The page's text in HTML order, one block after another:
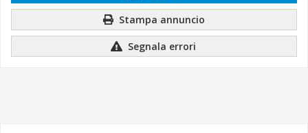
Stampa annuncio
Segnala errori